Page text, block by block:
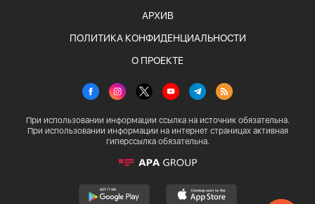
АРХИВ
ПОЛИТИКА КОНФИДЕНЦИАЛЬНОСТИ
О ПРОЕКТЕ
При использовании информации ссылка на источник обязательна.
При использовании информации на интернет страницах активная
гиперссылка обязательна.